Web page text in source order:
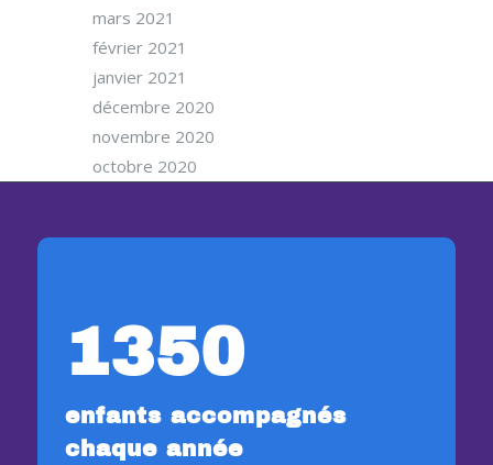
mars 2021
février 2021
janvier 2021
décembre 2020
novembre 2020
octobre 2020
1350
enfants accompagnés
chaque année